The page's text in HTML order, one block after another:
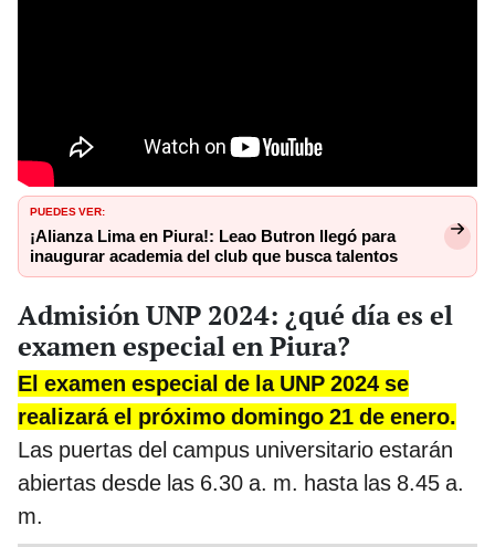
PUEDES VER:
¡Alianza Lima en Piura!: Leao Butron llegó para
inaugurar academia del club que busca talentos
Admisión UNP 2024: ¿qué día es el
examen especial en Piura?
El examen especial de la UNP 2024 se
realizará el próximo domingo 21 de enero.
Las puertas del campus universitario estarán
abiertas desde las 6.30 a. m. hasta las 8.45 a.
m.